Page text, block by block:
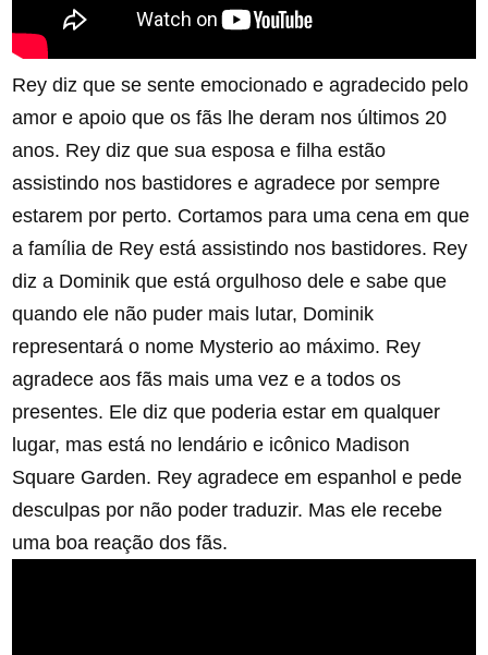
Rey diz que se sente emocionado e agradecido pelo
amor e apoio que os fãs lhe deram nos últimos 20
anos. Rey diz que sua esposa e filha estão
assistindo nos bastidores e agradece por sempre
estarem por perto. Cortamos para uma cena em que
a família de Rey está assistindo nos bastidores. Rey
diz a Dominik que está orgulhoso dele e sabe que
quando ele não puder mais lutar, Dominik
representará o nome Mysterio ao máximo. Rey
agradece aos fãs mais uma vez e a todos os
presentes. Ele diz que poderia estar em qualquer
lugar, mas está no lendário e icônico Madison
Square Garden. Rey agradece em espanhol e pede
desculpas por não poder traduzir. Mas ele recebe
uma boa reação dos fãs.